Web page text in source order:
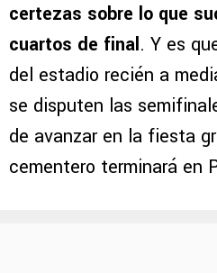
certezas sobre lo que
cuartos de final. Y es
del estadio recién a
se disputen las
de avanzar en la fiesta
cementero terminará en